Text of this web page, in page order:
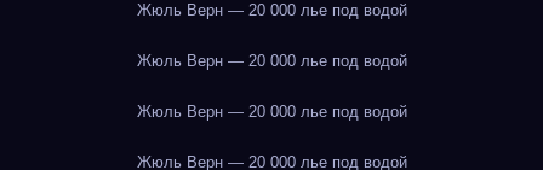
Жюль Верн — 20 000 лье под водой
Жюль Верн — 20 000 лье под водой
Жюль Верн — 20 000 лье под водой
Жюль Верн — 20 000 лье под водой